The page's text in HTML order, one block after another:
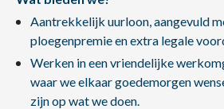
Aantrekkelijk uurloon, aangevuld
ploegenpremie en extra legale
Werken in een vriendelijke
waar we elkaar goedemorgen
zijn op wat we doen.